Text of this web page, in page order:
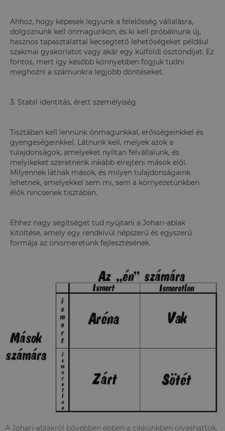
Ahhoz, hogy képesek legyünk a felelősség vállalásra,
dolgoznunk kell önmagunkon, és ki kell próbálnunk új,
hasznos tapasztalattal kecsegtető lehetőségeket például
szakmai gyakorlatot vagy akár egy külföldi ösztöndíjat. Ez
fontos, mert így később könnyebben fogjuk tudni
meghozni a számunkra legjobb döntéseket.
3. Stabil identitás, érett személyiség
Tisztában kell lennünk önmagunkkal, erősségeinkkel és
gyengeségeinkkel. Látnunk kell, melyek azok a
tulajdonságok, amelyeket nyíltan felvállalunk, és
melyikeket szeretnénk inkább elrejteni mások elől.
Milyennek látnak mások, és milyen tulajdonságaink
lehetnek, amelyekkel sem mi, sem a környezetünkben
élők nincsenek tisztában.
Ehhez nagy segítséget tud nyújtani a Johari-ablak
kitöltése, amely egy rendkívül népszerű és egyszerű
formája az önismeretünk fejlesztésének.
A Johari-ablakról bővebben ebben a cikkünkben olvashattok.